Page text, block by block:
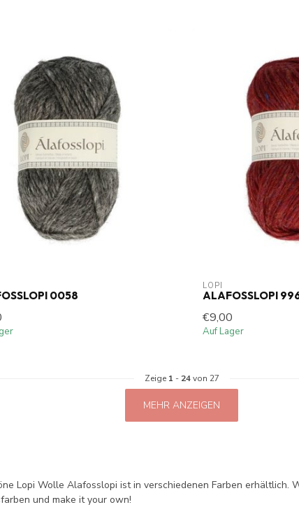
0058
LOPI
ALAFOSSLOPI
€9,00
Auf Lager
Zeige 1 - 24von 27
MEHR ANZEIGEN
Lopi Wolle Alafosslopi ist in verschiedenen Farben erhältlich.
und make it your own!